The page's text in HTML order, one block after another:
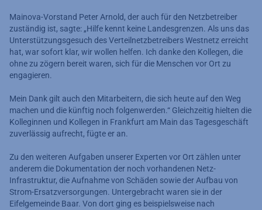
Mainova-Vorstand Peter Arnold, der auch für den Netzbetreiber
zuständig ist, sagte: „Hilfe kennt keine Landesgrenzen. Als uns das
Unterstützungsgesuch des Verteilnetzbetreibers Westnetz erreicht
hat, war sofort klar, wir wollen helfen. Ich danke den Kollegen, die
ohne zu zögern bereit waren, sich für die Menschen vor Ort zu
engagieren.
Mein Dank gilt auch den Mitarbeitern, die sich heute auf den Weg
machen und die künftig noch folgenwerden.“ Gleichzeitig hielten die
Kolleginnen und Kollegen in Frankfurt am Main das Tagesgeschäft
zuverlässig aufrecht, fügte er an.
Zu den weiteren Aufgaben unserer Experten vor Ort zählen unter
anderem die Dokumentation der noch vorhandenen Netz-
Infrastruktur, die Aufnahme von Schäden sowie der Aufbau von
Strom-Ersatzversorgungen. Untergebracht waren sie in der
Eifelgemeinde Baar. Von dort ging es beispielsweise nach